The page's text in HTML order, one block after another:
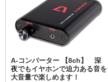
A-コンバーター 【8ch】 深
夜でもイヤホンで迫力ある音を
大音量で楽しめます！